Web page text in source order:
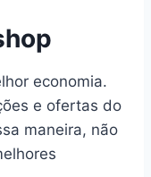
economia.
e ofertas do
maneira, não